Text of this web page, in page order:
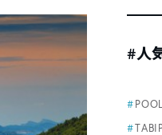
#人